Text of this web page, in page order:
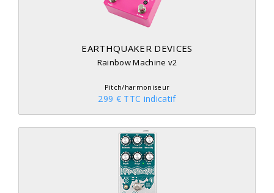
EARTHQUAKER DEVICES
Rainbow Machine v2
Pitch/harmoniseur
299 € TTC indicatif